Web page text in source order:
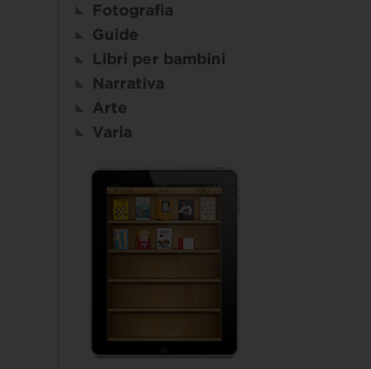
Fotografia
Guide
Libri per bambini
Narrativa
Arte
Varia